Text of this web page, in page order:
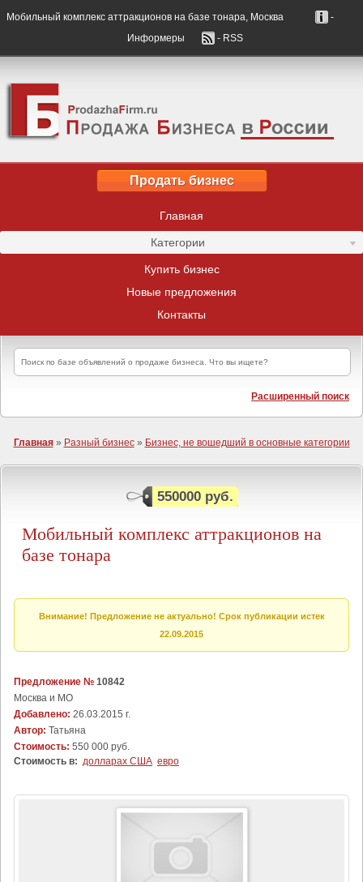
Мобильный комплекс аттракционов на базе тонара, Москва
-
Информеры
- RSS
Продать бизнес
Главная
Категории
Купить бизнес
Новые предложения
Контакты
Расширенный поиск
Главная» Разный бизнес» Бизнес, не вошедший в основные категории
550000 руб.
Мобильный комплекс аттракционов на
базе тонара
Внимание! Предложение не актуально! Срок публикации истек
22.09.2015
Предложение № 10842
Москва и МО
Добавлено: 26.03.2015 г.
Автор: Татьяна
Стоимость: 550 000 руб.
Стоимость в: долларах США евро